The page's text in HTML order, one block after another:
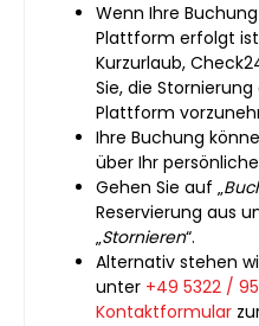
Wenn Ihre
Plattform erfolgt ist
Kurzurlaub,
Sie, die
Plattform
Ihre Buchung
über Ihr
Gehen Sie auf „
Reservierung aus
„Stornieren“.
Alternativ stehen
unter +49 5322 /
Kontaktformular